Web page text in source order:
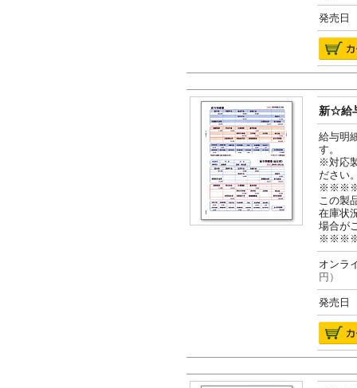
発売日
新☆給
給与明
す。
※対応
ださい
この製
在庫状
場合が
オン
円）
発売日